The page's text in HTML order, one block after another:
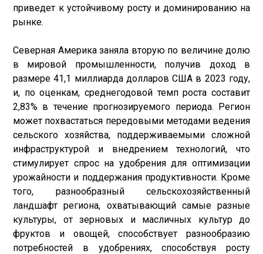
приведет к устойчивому росту и доминированию на
рынке.
Северная Америка заняла вторую по величине долю
в мировой промышленности, получив доход в
размере 41,1 миллиарда долларов США в 2023 году,
и, по оценкам, среднегодовой темп роста составит
2,83% в течение прогнозируемого периода. Регион
может похвастаться передовыми методами ведения
сельского хозяйства, поддерживаемыми сложной
инфраструктурой и внедрением технологий, что
стимулирует спрос на удобрения для оптимизации
урожайности и поддержания продуктивности. Кроме
того, разнообразный сельскохозяйственный
ландшафт региона, охватывающий самые разные
культуры, от зерновых и масличных культур до
фруктов и овощей, способствует разнообразию
потребностей в удобрениях, способствуя росту